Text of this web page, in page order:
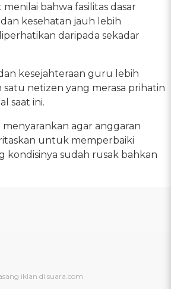
bahwa fasilitas dasar
kesehatan jauh lebih
daripada sekadar
kesejahteraan guru lebih
satu netizen yang merasa prihatin
saat ini.
agar anggaran
untuk memperbaiki
kondisinya sudah rusak bahkan